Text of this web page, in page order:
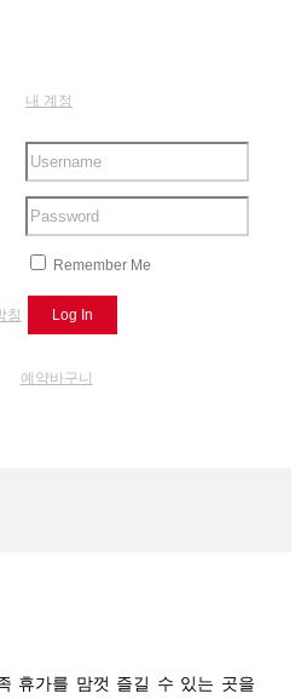
침
내 계정
Remember Me
예약바구니
휴가를 맘껏 즐길 수 있는 곳을